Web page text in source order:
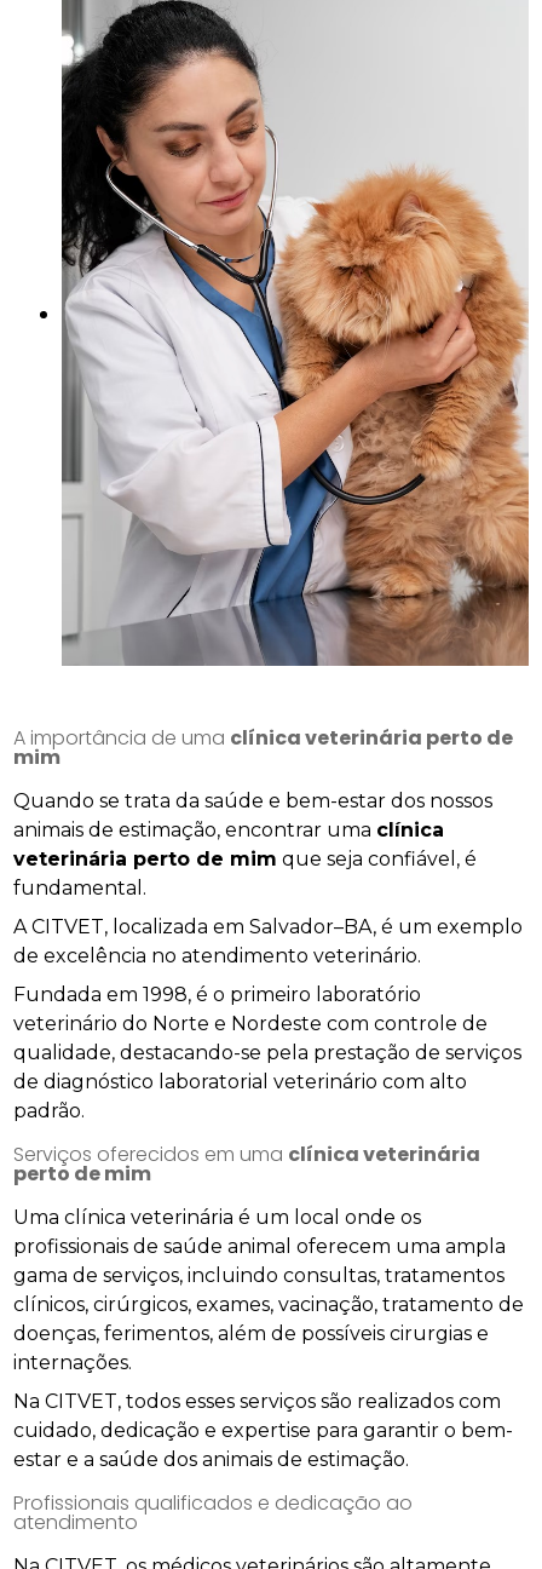
A importância de uma clínica veterinária perto de
mim
Quando se trata da saúde e bem-estar dos nossos
animais de estimação, encontrar uma clínica
veterinária perto de mim que seja confiável, é
fundamental.
A CITVET, localizada em Salvador–BA, é um exemplo
de excelência no atendimento veterinário.
Fundada em 1998, é o primeiro laboratório
veterinário do Norte e Nordeste com controle de
qualidade, destacando-se pela prestação de serviços
de diagnóstico laboratorial veterinário com alto
padrão.
Serviços oferecidos em uma clínica veterinária
perto de mim
Uma clínica veterinária é um local onde os
profissionais de saúde animal oferecem uma ampla
gama de serviços, incluindo consultas, tratamentos
clínicos, cirúrgicos, exames, vacinação, tratamento de
doenças, ferimentos, além de possíveis cirurgias e
internações.
Na CITVET, todos esses serviços são realizados com
cuidado, dedicação e expertise para garantir o bem-
estar e a saúde dos animais de estimação.
Profissionais qualificados e dedicação ao
atendimento